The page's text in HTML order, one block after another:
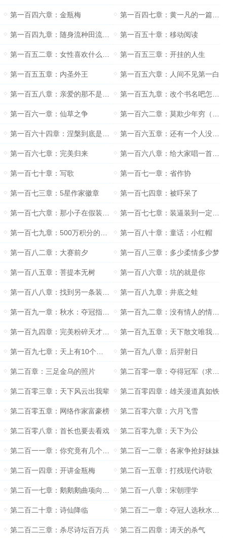
第一百四六章：金瓶梅 第一百四七章：黄一凡的一篇作文
第一百四九章：随身流种田流掌门派…… 第一百五十章：移动阅读
第一百五二章：女性喜欢什么样的小说？ 第一百五三章：开挂的人生
第一百五五章：内圣外王 第一百五六章：人间不见第一白
第一百五八章：亲爱的那不是爱情 第一百五九章：改个书名吧怎么样？
第一百六一章：仙草之争 第一百六二章：莫欺少年穷（第三更求月票）
第一百六十四章：涅槃到底是谁？ 第一百六五章：还有一个人没猜到
第一百六七章：完美归来 第一百六八章：给大家唱一首最近写的歌
第一百七十章：写歌 第一百七一章：省作协
第一百七三章：5星作家徽章 第一百七四章：被吓呆了
第一百七六章：那小子在假装5星作家 第一百七七章：装逼装到一定境界了
第一百七九章：500万积分的任务 第一百八十章：童话：小红帽
第一百八二章：大赛前夕 第一百八三章：多少柔情多少梦
第一百八五章：菩提本无树 第一百八六章：坑的就是你
第一百八八章：找到另一条装逼路子 第一百八九章：井底之蛙
第一百九一章：秋水：夺冠指数五颗星 第一百九二章：没有情人的情人节
第一百九四章：完美粉碎天才幻想 第一百九五章：天下散文唯我秋水
第一百九七章：天上有10个太阳 第一百九八章：后羿射日
第二百章：三足金乌的照片 第二百零一章：夺得冠军（求月票）
第二百零三章：天下风云出我辈 第二百零四章：雄关漫道真如铁
第二百零五章：网络作家富豪榜 第二百零六章：六月飞雪
第二百零八章：首长也要去看戏 第二百零九章：天下为公
第二百一一章：你究竟有几个好妹妹 第二百一二章：各家争抢好妹妹
第二百一四章：开讲金瓶梅 第二百一五章：打残现代诗歌
第二百一七章：鹅鹅鹅曲项向天歌 第二百一八章：宋朝理学
第二百二十章：诗仙降临 第二百二一章：夺冠人选秋水没有之一
第二百二三章：杀尽诗坛百万兵 第二百二四章：涛天的杀气